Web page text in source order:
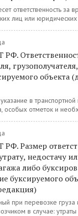
ответственность за
лиц или
РФ.
объекта
в
особых отметок и
РФ. Размер
недостачу
либо
буксируемого
при перевозке груза
в случае: